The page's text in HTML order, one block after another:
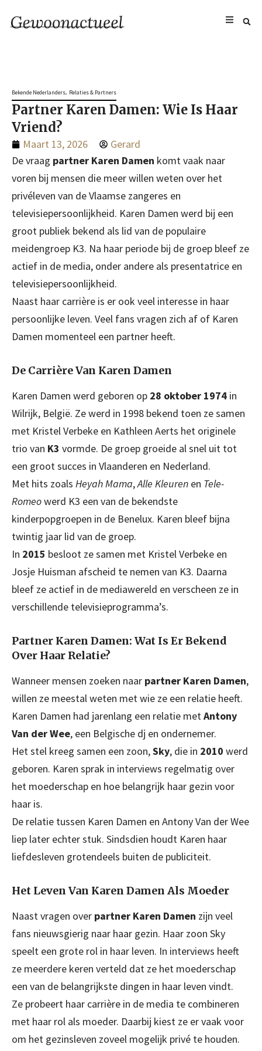
Bekende Nederlanders, Relaties & Partners
Partner Karen Damen: Wie Is Haar
Vriend?
Maart 13, 2026
Gerard
De vraag partner Karen Damen komt vaak naar
voren bij mensen die meer willen weten over het
privéleven van de Vlaamse zangeres en
televisiepersoonlijkheid. Karen Damen werd bij een
groot publiek bekend als lid van de populaire
meidengroep K3. Na haar periode bij de groep bleef ze
actief in de media, onder andere als presentatrice en
televisiepersoonlijkheid.
Naast haar carrière is er ook veel interesse in haar
persoonlijke leven. Veel fans vragen zich af of Karen
Damen momenteel een partner heeft.
De Carrière Van Karen Damen
Karen Damen werd geboren op 28 oktober 1974 in
Wilrijk, België. Ze werd in 1998 bekend toen ze samen
met Kristel Verbeke en Kathleen Aerts het originele
trio van K3 vormde. De groep groeide al snel uit tot
een groot succes in Vlaanderen en Nederland.
Met hits zoals Heyah Mama,Alle Kleuren en Tele-
Romeowerd K3 een van de bekendste
kinderpopgroepen in de Benelux. Karen bleef bijna
twintig jaar lid van de groep.
In 2015 besloot ze samen met Kristel Verbeke en
Josje Huisman afscheid te nemen van K3. Daarna
bleef ze actief in de mediawereld en verscheen ze in
verschillende televisieprogramma’s.
Partner Karen Damen: Wat Is Er Bekend
Over Haar Relatie?
Wanneer mensen zoeken naar partner Karen Damen,
willen ze meestal weten met wie ze een relatie heeft.
Karen Damen had jarenlang een relatie metAntony
Van der Wee, een Belgische dj en ondernemer.
Het stel kreeg samen een zoon,Sky, die in 2010 werd
geboren. Karen sprak in interviews regelmatig over
het moederschap en hoe belangrijk haar gezin voor
haar is.
De relatie tussen Karen Damen en Antony Van der Wee
liep later echter stuk. Sindsdien houdt Karen haar
liefdesleven grotendeels buiten de publiciteit.
Het Leven Van Karen Damen Als Moeder
Naast vragen over partner Karen Damen zijn veel
fans nieuwsgierig naar haar gezin. Haar zoon Sky
speelt een grote rol in haar leven. In interviews heeft
ze meerdere keren verteld dat ze het moederschap
een van de belangrijkste dingen in haar leven vindt.
Ze probeert haar carrière in de media te combineren
met haar rol als moeder. Daarbij kiest ze er vaak voor
om het gezinsleven zoveel mogelijk privé te houden.